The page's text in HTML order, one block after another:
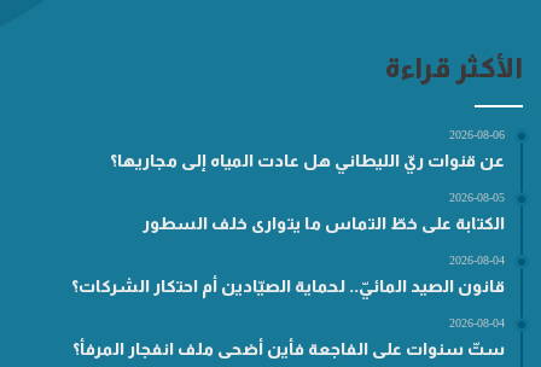
الأكثر قراءة
2026-08-06
عن قنوات ريّ الليطاني هل عادت المياه إلى مجاريها؟
2026-08-05
الكتابة على خطّ التماس ما يتوارى خلف السطور
2026-08-04
قانون الصيد المائيّ.. لحماية الصيّادين أم احتكار الشركات؟
2026-08-04
ستّ سنوات على الفاجعة فأين أضحى ملف انفجار المرفأ؟